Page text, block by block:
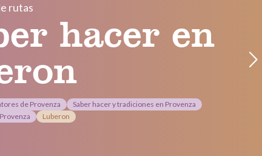
rutas
hacer en
de Provenza
Saber hacer y tradiciones en Provenza
Luberon